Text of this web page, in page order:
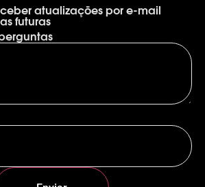
atualizações por e-mail
futuras